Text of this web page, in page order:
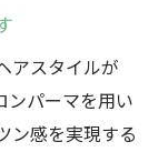
アスタイルが
ンパーマを用い
ン感を実現する